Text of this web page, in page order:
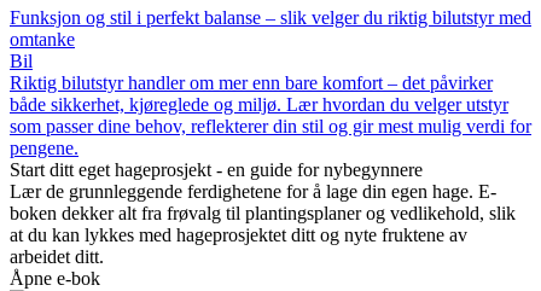
Funksjon og stil i perfekt balanse – slik velger du riktig bilutstyr med
omtanke
Bil
Riktig bilutstyr handler om mer enn bare komfort – det påvirker
både sikkerhet, kjøreglede og miljø. Lær hvordan du velger utstyr
som passer dine behov, reflekterer din stil og gir mest mulig verdi for
pengene.
Start ditt eget hageprosjekt - en guide for nybegynnere
Lær de grunnleggende ferdighetene for å lage din egen hage. E-
boken dekker alt fra frøvalg til plantingsplaner og vedlikehold, slik
at du kan lykkes med hageprosjektet ditt og nyte fruktene av
arbeidet ditt.
Åpne e-bok